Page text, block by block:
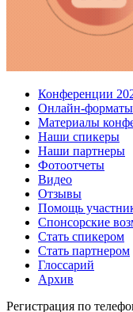
Конференции
Онлайн-форматы
Материалы
Наши спикеры
Наши партнеры
Фотоотчеты
Видео
Отзывы
Помощь
Спонсорские
Стать спикером
Стать партнером
Глоссарий
Архив
Регистрация по